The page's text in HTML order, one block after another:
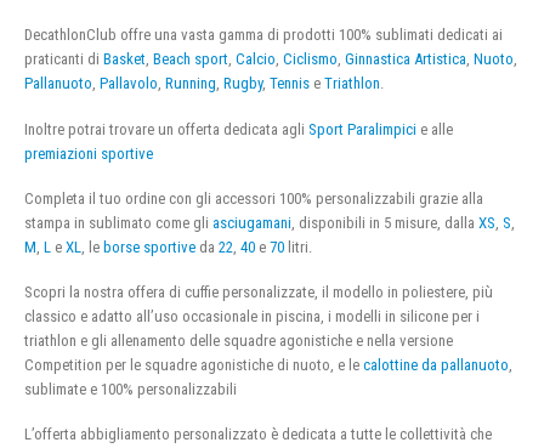
DecathlonClub offre una vasta gamma di prodotti 100% sublimati dedicati ai
praticanti di Basket, Beach sport, Calcio, Ciclismo, Ginnastica Artistica, Nuoto,
Pallanuoto, Pallavolo, Running, Rugby, Tennis e Triathlon.
Inoltre potrai trovare un offerta dedicata agli Sport Paralimpici e alle
premiazioni sportive
Completa il tuo ordine con gli accessori 100% personalizzabili grazie alla
stampa in sublimato come gli asciugamani , disponibili in 5 misure, dalla XS S
M L e XL , le borse sportive da 22 40 e 70 litri.
Scopri la nostra offera di cuffie personalizzate, il modello in poliestere, più
classico e adatto all’uso occasionale in piscina, i modelli in silicone per i
triathlon e gli allenamento delle squadre agonistiche e nella versione
Competition per le squadre agonistiche di nuoto, e le calottine da pallanuoto,
sublimate e 100% personalizzabili
L’offerta abbigliamento personalizzato è dedicata a tutte le collettività che